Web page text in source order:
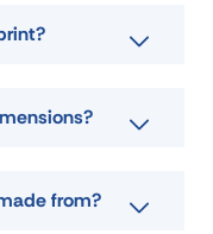
from?